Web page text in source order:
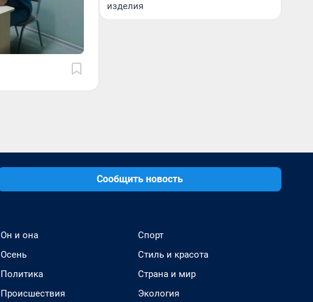
изделия
Сообщить новость
Он и она
Осень
Политика
Происшествия
Спорт
Стиль и красота
Страна и мир
Экология